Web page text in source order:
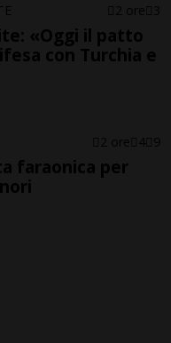
2 ore 3
«Oggi il patto
con Turchia e
2 ore 4 9
faraonica per